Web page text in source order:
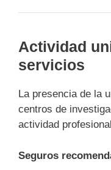
Actividad
servicios
La presencia de la
centros de
actividad
Seguros